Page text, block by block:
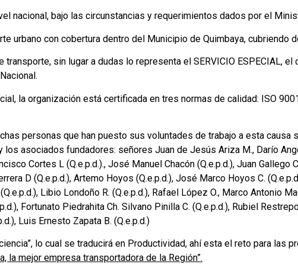
nacional, bajo las circunstancias y requerimientos dados por el
urbano con cobertura dentro del Municipio de Quimbaya, cubriendo
sin lugar a dudas lo representa el SERVICIO ESPECIAL,
la organización está certificada en tres normas de calidad: ISO
personas que han puesto sus voluntades de trabajo a esta causa
asociados fundadores: señores Juan de Jesús Ariza M., Darío
Cortes L (Q.e.p.d.)., José Manuel Chacón (Q.e.p.d.), Juan Gallego
D (Q.e.p.d.), Artemo Hoyos (Q.e.p.d.), José Marco Hoyos C.
Libio Londoño R. (Q.e.p.d.), Rafael López O., Marco Antonio
Fortunato Piedrahita Ch. Silvano Pinilla C. (Q.e.p.d.), Rubiel
Luis Ernesto Zapata B. (Q.e.p.d.)
lo cual se traducirá en Productividad, ahí esta el reto para las
mejor empresa transportadora de la Región”.